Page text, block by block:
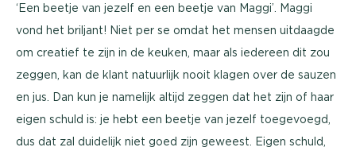
‘Een beetje van jezelf en een beetje van Maggi’. Maggi
vond het briljant! Niet per se omdat het mensen uitdaagde
om creatief te zijn in de keuken, maar als iedereen dit zou
zeggen, kan de klant natuurlijk nooit klagen over de sauzen
en jus. Dan kun je namelijk altijd zeggen dat het zijn of haar
eigen schuld is: je hebt een beetje van jezelf toegevoegd,
dus dat zal duidelijk niet goed zijn geweest. Eigen schuld,